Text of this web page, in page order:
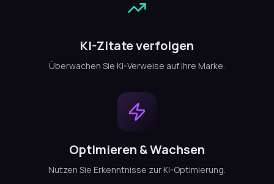
KI-Zitate verfolgen
Überwachen Sie KI-Verweise auf Ihre Marke.
Optimieren & Wachsen
Nutzen Sie Erkenntnisse zur KI-Optimierung.